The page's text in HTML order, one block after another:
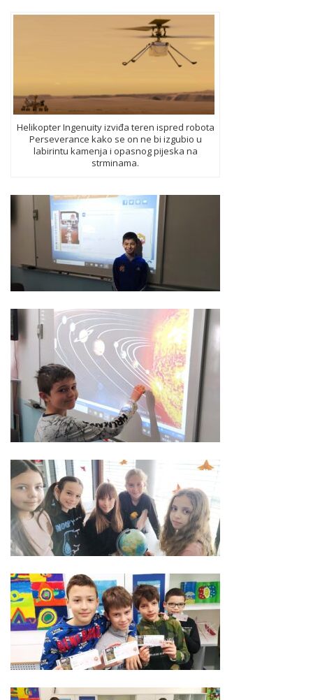
Helikopter Ingenuity izviđa teren ispred robota
Perseverance kako se on ne bi izgubio u
labirintu kamenja i opasnog pijeska na
strminama.